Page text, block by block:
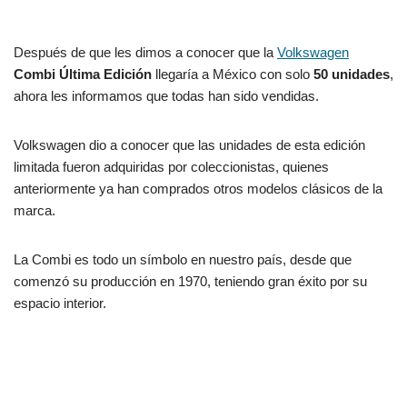
Después de que les dimos a conocer que la Volkswagen
Combi Última Edición llegaría a México con solo 50 unidades,
ahora les informamos que todas han sido vendidas.
Volkswagen dio a conocer que las unidades de esta edición
limitada fueron adquiridas por coleccionistas, quienes
anteriormente ya han comprados otros modelos clásicos de la
marca.
La Combi es todo un símbolo en nuestro país, desde que
comenzó su producción en 1970, teniendo gran éxito por su
espacio interior.